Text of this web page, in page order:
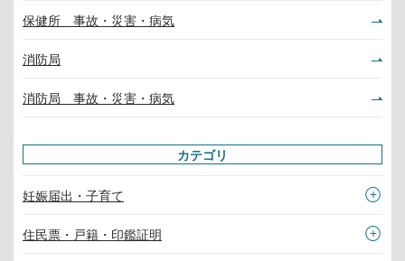
保健所 事故・災害・病気
消防局
消防局 事故・災害・病気
カテゴリ
妊娠届出・子育て
住民票・戸籍・印鑑証明